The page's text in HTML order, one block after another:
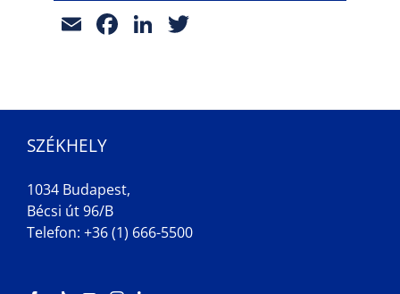
EmailFacebook
LinkedIn
SZÉKHELY
1034 Budapest,
Bécsi út 96/B
Telefon: +36 (1) 666-5500